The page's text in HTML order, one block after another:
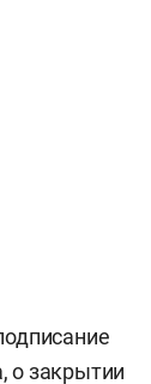
о закрытии